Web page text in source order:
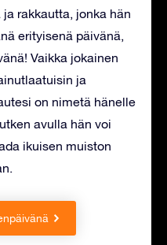
rakkautta, jonka hän
erityisenä päivänä,
Vaikka jokainen
ja
on nimetä hänelle
avulla hän voi
ikuisen muiston